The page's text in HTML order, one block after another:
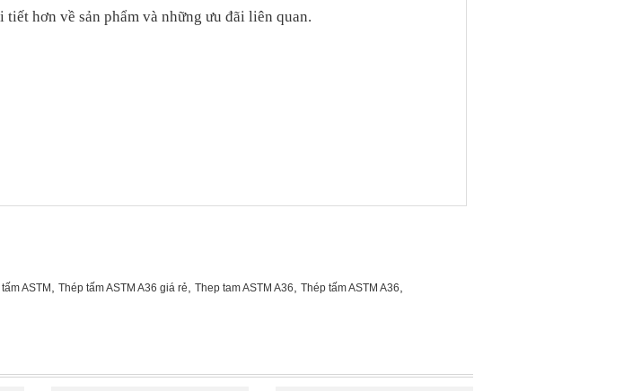
hơn về sản phẩm và những ưu đãi liên quan.
ASTM Thép tấm ASTM A36 giá rẻ Thep tam ASTM A36 Thép tấm ASTM A36